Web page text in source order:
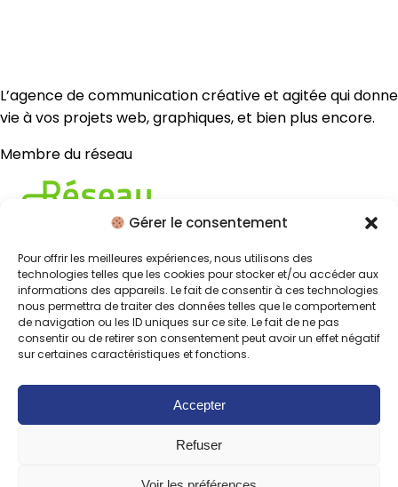
Gérer le consentement
Pour offrir les meilleures expériences, nous utilisons des
technologies telles que les cookies pour stocker et/ou accéder aux
informations des appareils. Le fait de consentir à ces technologies
nous permettra de traiter des données telles que le comportement
de navigation ou les ID uniques sur ce site. Le fait de ne pas
consentir ou de retirer son consentement peut avoir un effet négatif
sur certaines caractéristiques et fonctions.
Accepter
Refuser
L’agence de communication créative et agitée qui donne
vie à vos projets web, graphiques, et bien plus encore.
Membre du réseau
Nos services
GraphismePrint
Nos pages
Politique de confidentialité
cookies